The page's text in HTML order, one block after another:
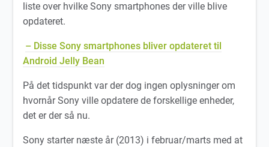
liste over hvilke Sony smartphones der ville blive
opdateret.
– Disse Sony smartphones bliver opdateret til
Android Jelly Bean
På det tidspunkt var der dog ingen oplysninger om
hvornår Sony ville opdatere de forskellige enheder,
det er der så nu.
Sony starter næste år (2013) i februar/marts med at